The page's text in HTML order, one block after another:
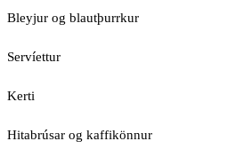
Bleyjur og blautþurrkur
Servíettur
Kerti
Hitabrúsar og kaffikönnur